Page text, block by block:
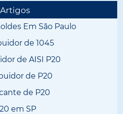
Artigos
Em São Paulo
de 1045
de AISI P20
de P20
de P20
em SP